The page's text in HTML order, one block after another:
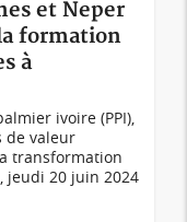
et Neper
formation
à
ivoire (PPI),
de valeur
transformation
jeudi 20 juin 2024